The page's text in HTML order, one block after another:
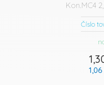
Kon.MC4
Číslo